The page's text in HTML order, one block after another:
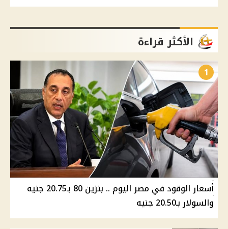
الأكثر قراءة
1
أسعار الوقود في مصر اليوم .. بنزين 80 بـ20.75 جنيه
والسولار بـ20.50 جنيه